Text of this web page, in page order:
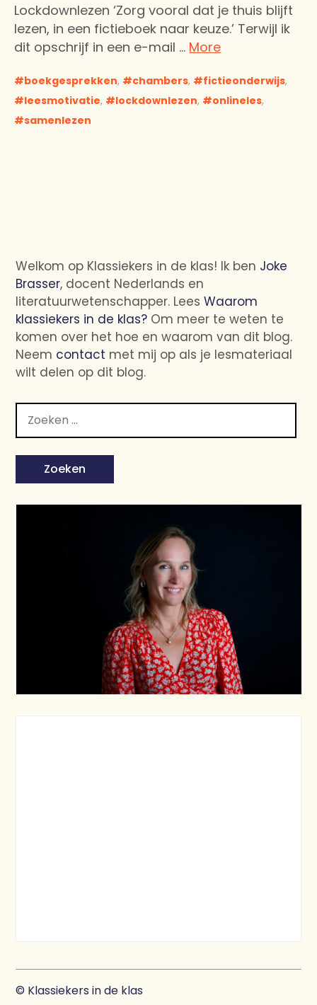
Lockdownlezen ‘Zorg vooral dat je thuis blijft
lezen, in een fictieboek naar keuze.’ Terwijl ik
dit opschrijf in een e-mail … More
boekgesprekken, chambers, fictieonderwijs,
leesmotivatie, lockdownlezen, onlineles,
samenlezen
Welkom op Klassiekers in de klas! Ik ben Joke
Brasser, docent Nederlands en
literatuurwetenschapper. LeesWaarom
klassiekers in de klas? Om meer te weten te
komen over het hoe en waarom van dit blog.
Neem contact met mij op als je lesmateriaal
wilt delen op dit blog.
naar: